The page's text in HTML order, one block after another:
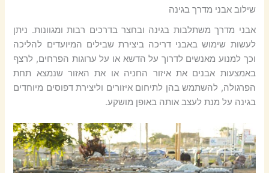
שילוב אבני מדרך בגינה
אבני מדרך משתלבות בגינה ובחצר בדרכים רבות ומגוונות. ניתן
לעשות שימוש באבני דריכה ביצירת שבילים המיועדים להליכה
וכך למנוע מאנשים לדרוך על הדשא או על ערוגות הפרחים, לרצף
באמצעות אבנים את איזור החניה או את האזור שנמצא תחת
הפרגולה, להשתמש בהן לתיחום איזורים וליצירת דפוסים מיוחדים
בגינה על מנת לעצב אותה באופן מושקע.